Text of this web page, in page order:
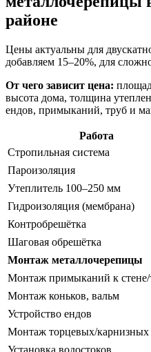
районе
Цены актуальны для
добавляем 15–20%, для
От чего зависит цена:
высота дома, толщина
ендов, примыканий, труб и
Работа
Стропильная система
Пароизоляция
Утеплитель 100–250 мм
Гидроизоляция (мембрана)
Контробрешётка
Шаговая обрешётка
Монтаж металлочерепицы
Монтаж примыканий к стене/
Монтаж коньков, вальм
Устройство ендов
Монтаж торцевых/карнизных
Установка водостоков